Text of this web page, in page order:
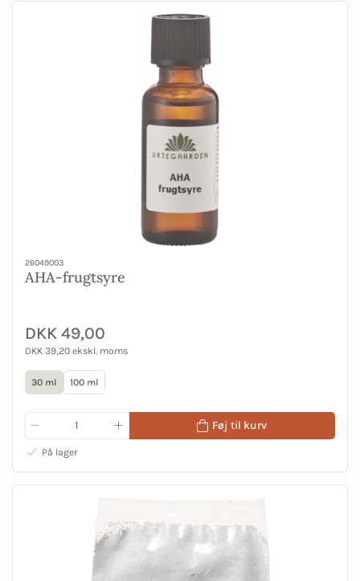
26049003
AHA-frugtsyre
DKK 49,00
DKK 39,20 ekskl. moms
30 ml 100 ml
Føj til kurv
På lager